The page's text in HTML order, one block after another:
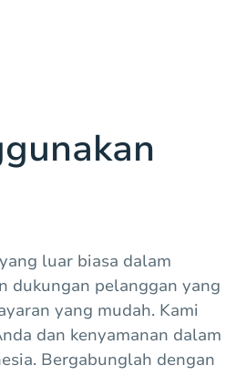
luar biasa dalam
dukungan pelanggan yang
yang mudah. Kami
dan kenyamanan dalam
Bergabunglah dengan